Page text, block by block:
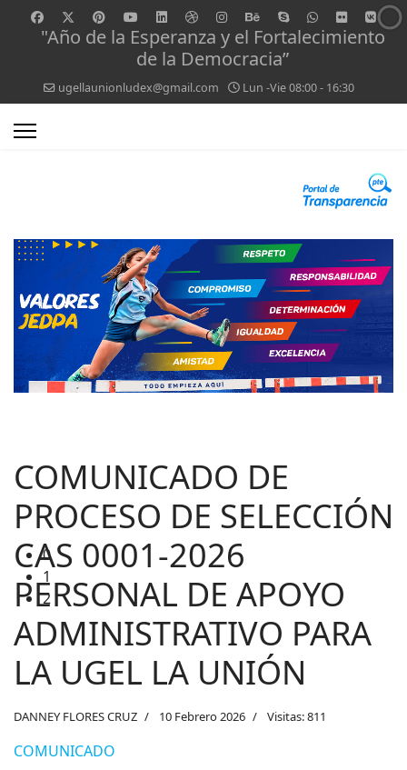
"Año de la Esperanza y el Fortalecimiento
de la Democracia”
ugellaunionludex@gmail.com Lun -Vie 08:00 - 16:30
COMUNICADO DE
PROCESO DE SELECCIÓN
CAS 0001-2026
PERSONAL DE APOYO
ADMINISTRATIVO PARA
LA UGEL LA UNIÓN
DANNEY FLORES CRUZ 10 Febrero 2026 Visitas: 811
COMUNICADO